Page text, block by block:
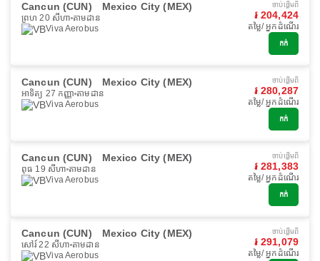
Cancun (CUN) Mexico City (MEX)
ព្រហ 20 សីហា តាមដាន
Viva Aerobus
ចាប់ផ្ដើមពី
៛ 204,424
តម្លៃ/ អ្នកដំណើរ
កក់
Cancun (CUN) Mexico City (MEX)
អាទិត្យ 27 កញ្ញា តាមដាន
Viva Aerobus
ចាប់ផ្ដើមពី
៛ 280,287
តម្លៃ/ អ្នកដំណើរ
កក់
Cancun (CUN) Mexico City (MEX)
ពុធ 19 សីហា តាមដាន
Viva Aerobus
ចាប់ផ្ដើមពី
៛ 281,383
តម្លៃ/ អ្នកដំណើរ
កក់
Cancun (CUN) Mexico City (MEX)
សៅរ៍ 22 សីហា តាមដាន
Viva Aerobus
ចាប់ផ្ដើមពី
៛ 291,079
តម្លៃ/ អ្នកដំណើរ